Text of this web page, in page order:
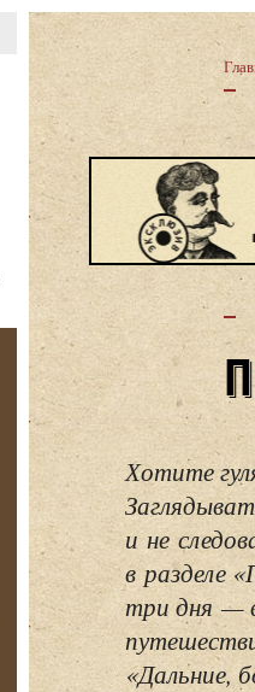
Хотите
и не
в разделе
три дня —
«Дальние,